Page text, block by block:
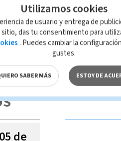
de fuego
que es propiedad de
de
Utilizamos cookies
de usuario y entrega de
das tu consentimiento para
. Puedes cambiar la
gustes.
SABER MÁS ESTOY DE